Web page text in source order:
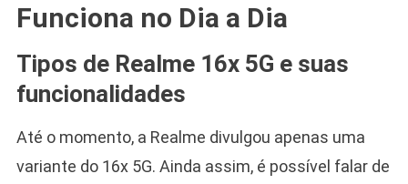
Funciona no Dia a Dia
Tipos de Realme 16x 5G e suas
funcionalidades
Até o momento, a Realme divulgou apenas uma
variante do 16x 5G. Ainda assim, é possível falar de